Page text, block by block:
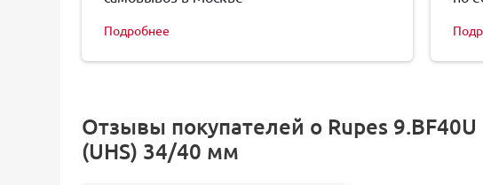
Подробнее
Отзывы покупателей о Rupes
(UHS) 34/40 мм